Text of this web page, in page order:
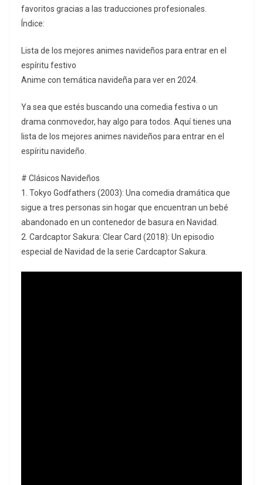
favoritos gracias a las traducciones profesionales.
Índice:
Lista de los mejores animes navideños para entrar en el
espíritu festivo
Anime con temática navideña para ver en 2024.
Ya sea que estés buscando una comedia festiva o un
drama conmovedor, hay algo para todos. Aquí tienes una
lista de los mejores animes navideños para entrar en el
espíritu navideño.
# Clásicos Navideños
1. Tokyo Godfathers (2003): Una comedia dramática que
sigue a tres personas sin hogar que encuentran un bebé
abandonado en un contenedor de basura en Navidad.
2. Cardcaptor Sakura: Clear Card (2018): Un episodio
especial de Navidad de la serie Cardcaptor Sakura.